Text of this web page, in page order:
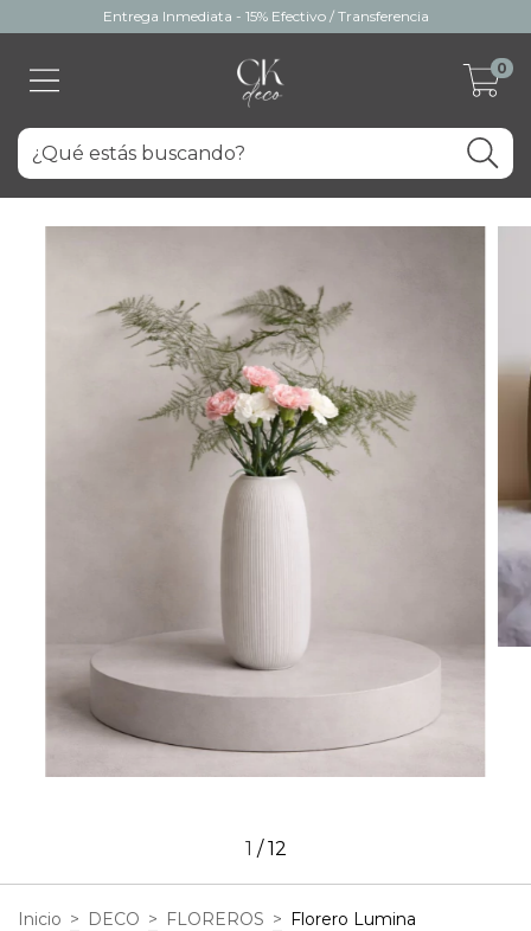
Entrega Inmediata - 15% Efectivo / Transferencia
0
1 /12
Inicio > DECO > FLOREROS > Florero Lumina